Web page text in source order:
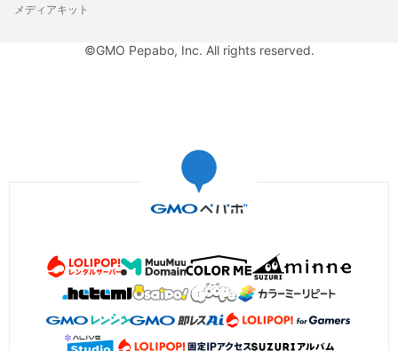
メディアキット
©GMO Pepabo, Inc. All rights reserved.